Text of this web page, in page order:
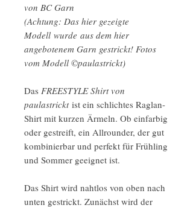
von BC Garn
(Achtung: Das hier gezeigte
Modell wurde aus dem hier
angebotenem Garn gestrickt! Fotos
vom Modell ©paulastrickt)
Das FREESTYLE Shirt von
paulastrickt ist ein schlichtes Raglan-
Shirt mit kurzen Ärmeln. Ob einfarbig
oder gestreift, ein Allrounder, der gut
kombinierbar und perfekt für Frühling
und Sommer geeignet ist.
Das Shirt wird nahtlos von oben nach
unten gestrickt. Zunächst wird der